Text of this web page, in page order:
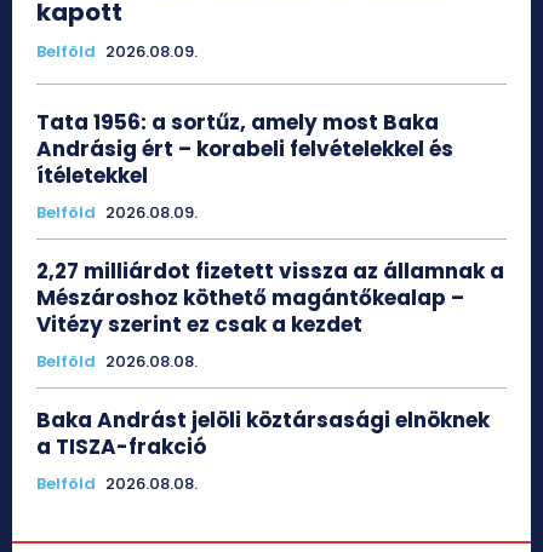
kapott
Belföld 2026.08.09.
Tata 1956: a sortűz, amely most Baka
Andrásig ért – korabeli felvételekkel és
ítéletekkel
Belföld 2026.08.09.
2,27 milliárdot fizetett vissza az államnak a
Mészároshoz köthető magántőkealap –
Vitézy szerint ez csak a kezdet
Belföld 2026.08.08.
Baka Andrást jelöli köztársasági elnöknek
a TISZA-frakció
Belföld 2026.08.08.